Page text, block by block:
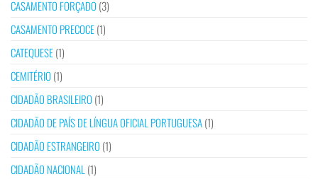
CASAMENTO FORÇADO (3)
CASAMENTO PRECOCE(1)
CATEQUESE(1)
CEMITÉRIO (1)
CIDADÃO BRASILEIRO (1)
CIDADÃO DE PAÍS DE LÍNGUA OFICIAL PORTUGUESA(1)
CIDADÃO ESTRANGEIRO (1)
CIDADÃO NACIONAL(1)